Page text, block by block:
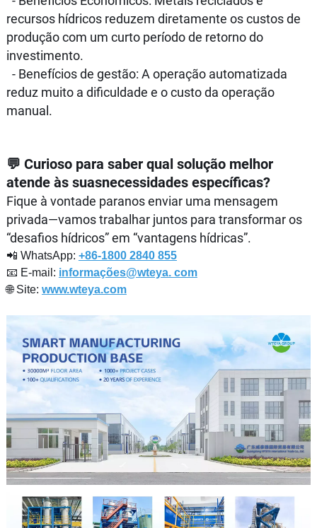
recursos hídricos reduzem diretamente os custos de
produção com um curto período de retorno do
investimento.
- Benefícios de gestão: A operação automatizada
reduz muito a dificuldade e o custo da operação
manual.
💬 Curioso para saber qual solução melhor
atende às suasnecessidades específicas?
Fique à vontade paranos enviar uma mensagem
privada—vamos trabalhar juntos para transformar os
“desafios hídricos” em “vantagens hídricas”.
📲 WhatsApp: +86-1800 2840 855
📧 E-mail: informações@wteya. com
🌐 Site: www.wteya.com